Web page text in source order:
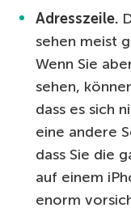
Adresszeile.
sehen meist
Wenn Sie
sehen,
dass es sich
eine andere
dass Sie die
auf einem
enorm